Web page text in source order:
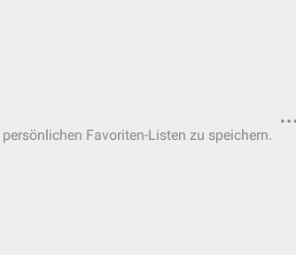
Favoriten-Listen zu speichern.